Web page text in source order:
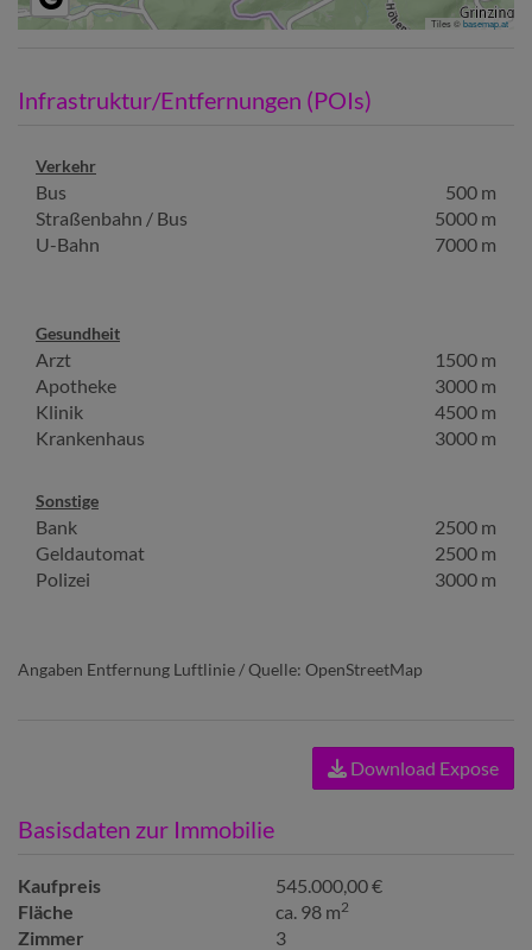
Tiles ©basemap.at
Infrastruktur/Entfernungen (POIs)
Verkehr
Bus
500 m
Straßenbahn / Bus
5000 m
U-Bahn
7000 m
Gesundheit
Arzt
1500 m
Apotheke
3000 m
Klinik
4500 m
Krankenhaus
3000 m
Sonstige
Bank
2500 m
Geldautomat
2500 m
Polizei
3000 m
Angaben Entfernung Luftlinie / Quelle: OpenStreetMap
Download Expose
Basisdaten zur Immobilie
Kaufpreis
545.000,00 €
Fläche
ca. 98 m2
Zimmer 3